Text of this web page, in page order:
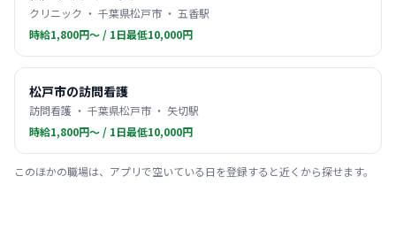
クリニック ・ 千葉県松戸市 ・ 五香駅
時給1,800円〜 / 1日最低10,000円
松戸市の訪問看護
訪問看護 ・ 千葉県松戸市 ・ 矢切駅
時給1,800円〜 / 1日最低10,000円
このほかの職場は、アプリで空いている日を登録すると近くから探せます。